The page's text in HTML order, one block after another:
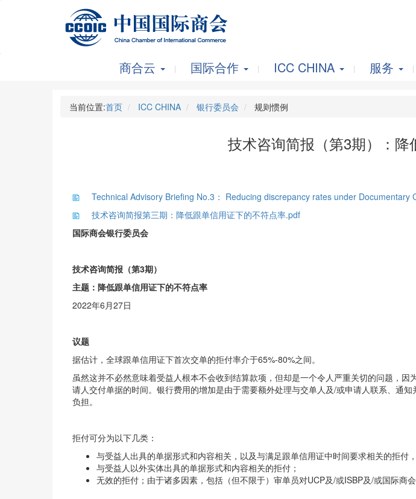
商合云 国际合作 ICC CHINA 服务
当前位置:首页 ICC CHINA 银行委员会 规则惯例
技术咨询简报（第3期）：
Technical Advisory Briefing No.3： Reducing discrepancy rates under Documentary
技术咨询简报第三期：降低跟单信用证下的不符点率.pdf
国际商会银行委员会
技术咨询简报（第3期）
主题：降低跟单信用证下的不符点率
2022年6月27日
议题
据估计，全球跟单信用证下首次交单的拒付率介于65%-80%之间。
虽然这并不必然意味着受益人根本不会收到结算款项，但却是一个令人严重关切的问题，
请人交付单据的时间。银行费用的增加是由于需要额外处理与交单人及/或申请人联系、通
负担。
拒付可分为以下几类：
与受益人出具的单据形式和内容相关，以及与满足跟单信用证中时间要求相关的拒付
与受益人以外实体出具的单据形式和内容相关的拒付；
无效的拒付；由于诸多因素，包括（但不限于）审单员对UCP及/或ISBP及/或国际商